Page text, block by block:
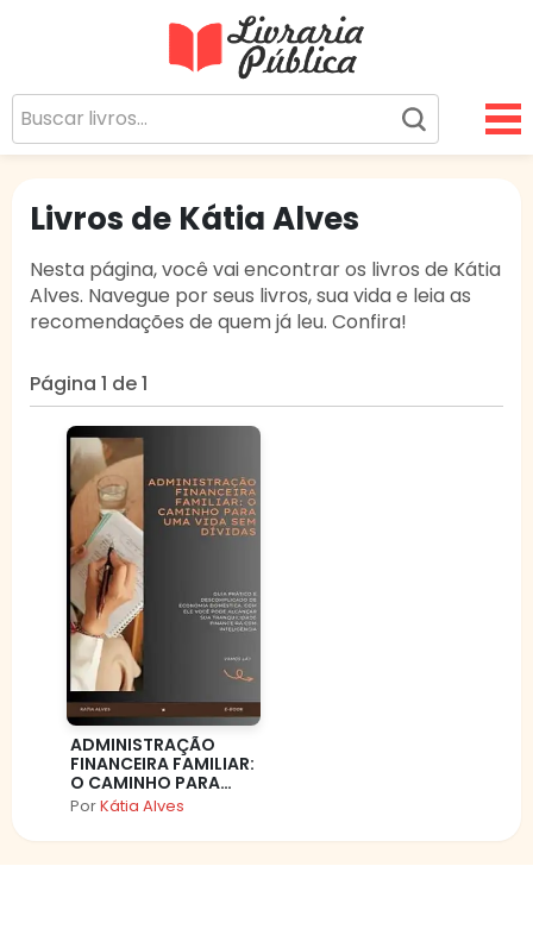
Sua Biblioteca Virtual Gratuita
Livros de Kátia Alves
Nesta página, você vai encontrar os livros de Kátia
Alves. Navegue por seus livros, sua vida e leia as
recomendações de quem já leu. Confira!
Página 1 de 1
ADMINISTRAÇÃO
FINANCEIRA FAMILIAR:
O CAMINHO PARA
UMA VIDA SEM
PorKátia Alves